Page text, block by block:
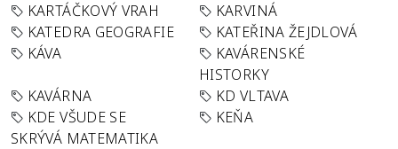
KARTÁČKOVÝ VRAH
KARVINÁ
KATEDRA GEOGRAFIE
KATEŘINA ŽEJDLOVÁ
KÁVA
KAVÁRENSKÉ
HISTORKY
KAVÁRNA
KD VLTAVA
KDE VŠUDE SE
SKRÝVÁ MATEMATIKA
KEŇA